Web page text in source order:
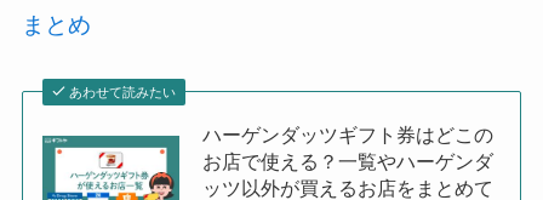
まとめ
あわせて読みたい
ハーゲンダッツギフト券はどこの
お店で使える？一覧やハーゲンダ
ッツ以外が買えるお店をまとめて